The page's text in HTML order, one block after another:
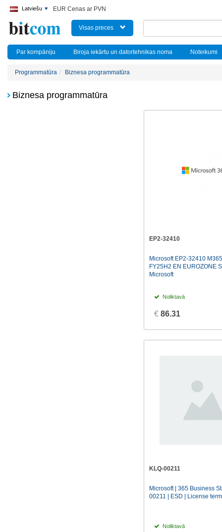
Latviešu EUR Cenas ar PVN
Visas preces
Par kompāniju Biroja iekārtu un datortehnikas noma Noteikumi
Programmatūra Biznesa programmatūra
Biznesa programmatūra
EP2-32410
Microsoft EP2-32410
FY25H2 EN EUROZONE
Microsoft
Noliktavā
€ 86.31
KLQ-00211
Microsoft | 365 Business
00211 | ESD | License
Noliktavā